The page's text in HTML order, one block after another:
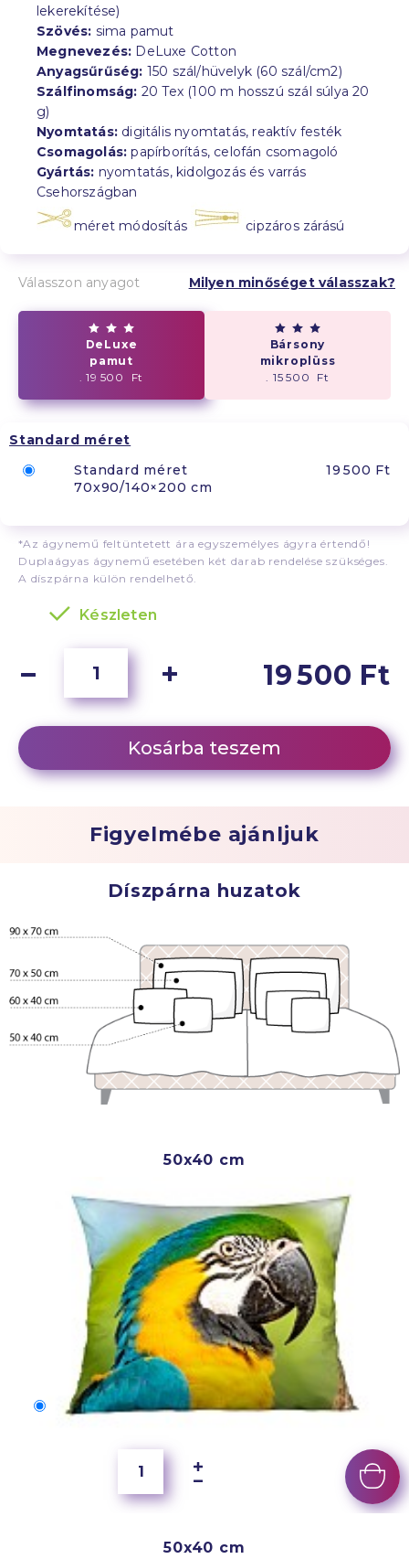
lekerekítése)
Szövés: sima pamut
Megnevezés: DeLuxe Cotton
Anyagsűrűség: 150 szál/hüvelyk (60 szál/cm2)
Szálfinomság: 20 Tex (100 m hosszú szál súlya 20
g)
Nyomtatás: digitális nyomtatás, reaktív festék
Csomagolás: papírborítás, celofán csomagoló
Gyártás: nyomtatás, kidolgozás és varrás
Csehországban
méret módosítás cipzáros zárású
Válasszon anyagot Milyen minőséget válasszak?
DeLuxe
pamut
. 19 500 Ft
Bársony
mikroplüss
. 15 500 Ft
Standard méret
Standard méret
70x90/140×200 cm
19 500 Ft
*Az ágynemű feltüntetett ára egyszemélyes ágyra értendő!
Duplaágyas ágynemű esetében két darab rendelése szükséges.
A díszpárna külön rendelhető.
Készleten
19 500 Ft
Kosárba teszem
Figyelmébe ajánljuk
Díszpárna huzatok
50x40 cm
50x40 cm
50x40 cm